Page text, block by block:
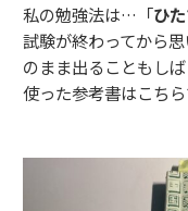
私の勉強法は…「ひ
試験が終わってから
のまま出ることもしば
使った参考書はこちら